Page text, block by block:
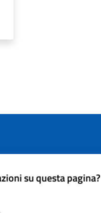
su questa pagina?